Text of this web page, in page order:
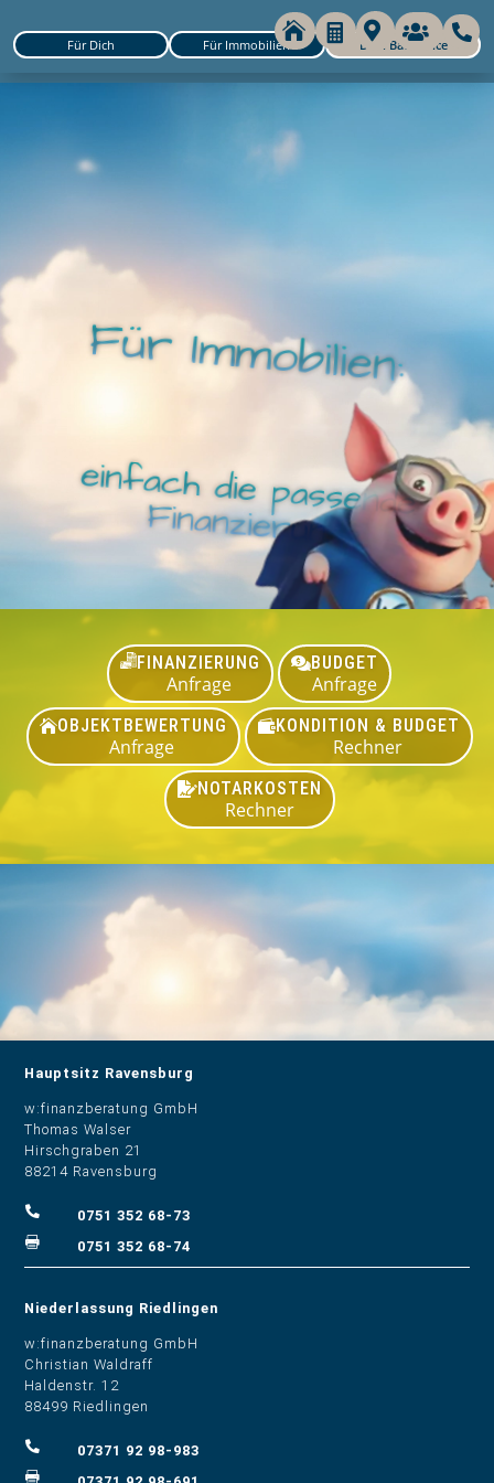
    
Für Dich Für Immobilien Dein Backoffice
Für Immobilien:
einfach die passende
Finanzierung
FINANZIERUNG
Anfrage
BUDGET
Anfrage
OBJEKTBEWERTUNG
Anfrage
KONDITION & BUDGET
Rechner
NOTARKOSTEN
Rechner
Hauptsitz Ravensburg
​w:finanzberatung GmbH
Thomas Walser
Hirschgraben 21
88214 Ravensburg
 0751 352 68-73
 0751 352 68-74
Niederlassung Riedlingen
w:finanzberatung GmbH
Christian Waldraff
Haldenstr. 12
88499 Riedlingen
 07371 92 98-983
